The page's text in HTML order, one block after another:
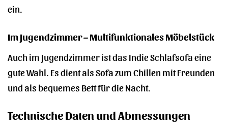
ein.
Im Jugendzimmer – Multifunktionales Möbelstück
Auch im Jugendzimmer ist das Indie Schlafsofa eine
gute Wahl. Es dient als Sofa zum Chillen mit Freunden
und als bequemes Bett für die Nacht.
Technische Daten und Abmessungen